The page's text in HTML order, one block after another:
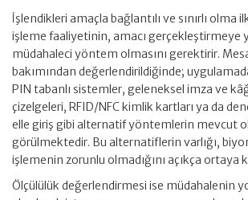
İşlendikleri amaçla bağlantılı ve sınırlı olma
işleme faaliyetinin, amacı gerçekleştirmeye
müdahaleci yöntem olmasını gerektirir.
bakımından değerlendirildiğinde;
PIN tabanlı sistemler, geleneksel imza ve
çizelgeleri, RFID/NFC kimlik kartları ya da
elle giriş gibi alternatif yöntemlerin mevcut
görülmektedir. Bu alternatiflerin varlığı,
işlemenin zorunlu olmadığını açıkça ortaya
Ölçülülük değerlendirmesi ise müdahalenin